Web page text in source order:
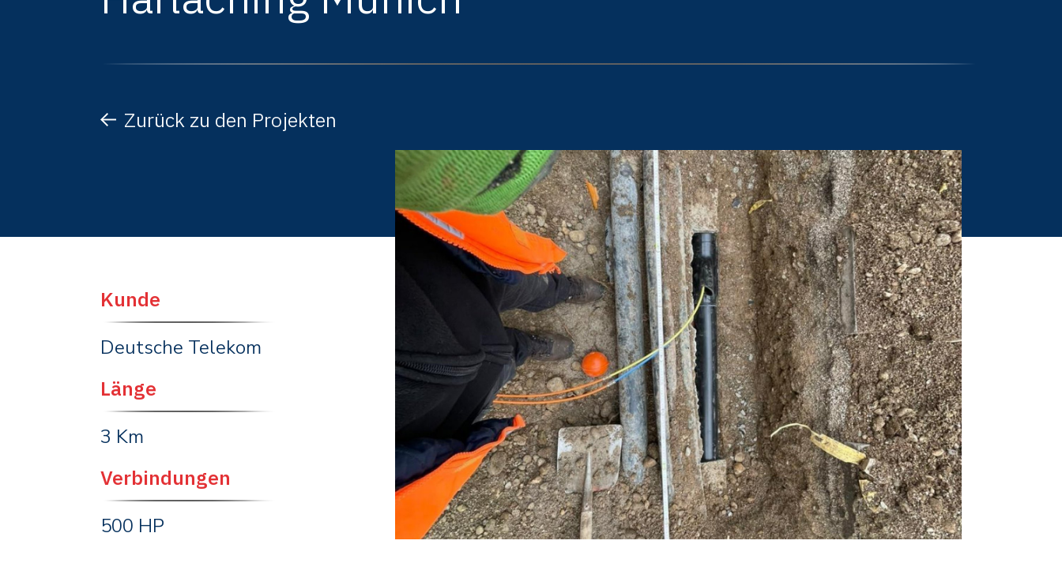
Zurück zu den Projekten
Kunde
Deutsche Telekom
Länge
3 Km
Verbindungen
500 HP